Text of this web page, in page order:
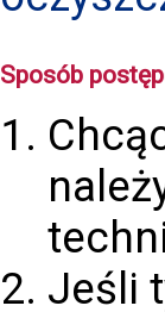
Sposób
Jeśli